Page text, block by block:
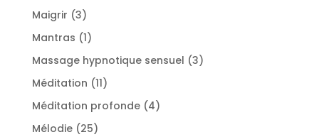
Maigrir 33
produits
Mantras 11
produit
Massage hypnotique sensuel 33
Méditation 1111
produits
Méditation profonde 44
Mélodie 2525